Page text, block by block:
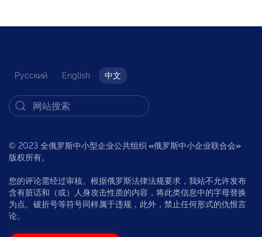
Русский English 中文
© 2023 全俄罗斯中小型企业公共组织 «俄罗斯中小企业联合会»
版权所有。
您的评论需经过审核。根据俄罗斯法律法规要求，我站不允许发布
含有脏话和（或）人身攻击性质的内容，将此类信息中的字母替换
为点、破折号等符号同样属于违规，此外，禁止任何形式的仇恨言
论。